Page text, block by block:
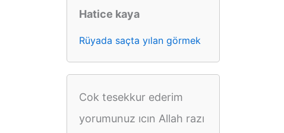
Hatice kaya
Rüyada saçta yılan görmek
Cok tesekkur ederim
yorumunuz ıcın Allah razı